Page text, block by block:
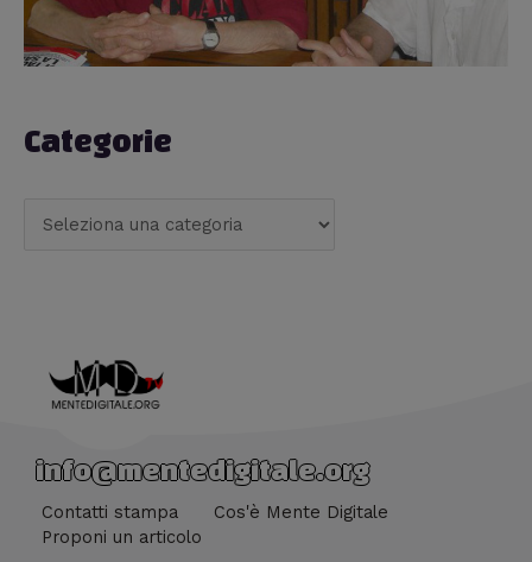
Categorie
info@mentedigitale.org
Contatti stampa
Cos'è Mente Digitale
Proponi un articolo